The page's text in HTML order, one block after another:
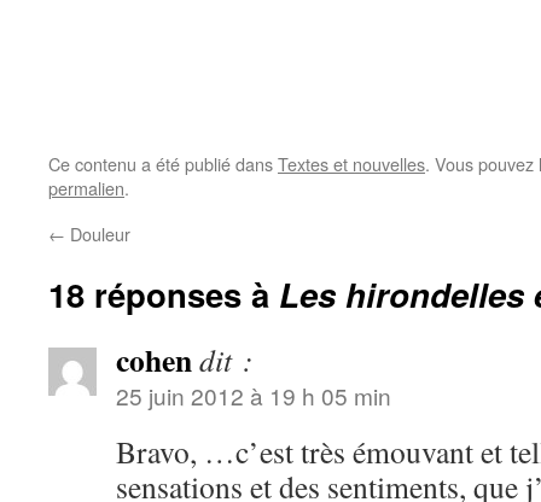
Ce contenu a été publié dansTextes et nouvelles. Vous
permalien.
← Douleur
18 réponses à Les hirondelles
cohendit :
25 juin 2012 à 19 h 05 min
Bravo, …c’est très émouvant et
sensations et des sentiments, que